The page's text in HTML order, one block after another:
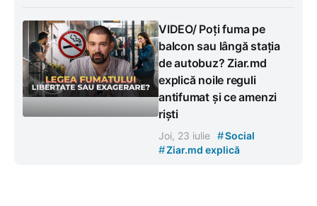
VIDEO/ Poți fuma pe
balcon sau lângă stația
de autobuz? Ziar.md
explică noile reguli
antifumat și ce amenzi
riști
Joi, 23 iulie #Social
#Ziar.md explică